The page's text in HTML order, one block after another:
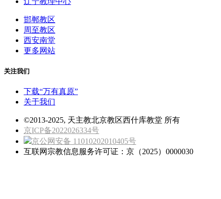
邯郸教区
周至教区
西安南堂
更多网站
关注我们
下载“万有真原”
关于我们
©2013-2025, 天主教北京教区西什库教堂 所有
京ICP备2022026334号
京公网安备 11010202010405号
互联网宗教信息服务许可证：京（2025）0000030